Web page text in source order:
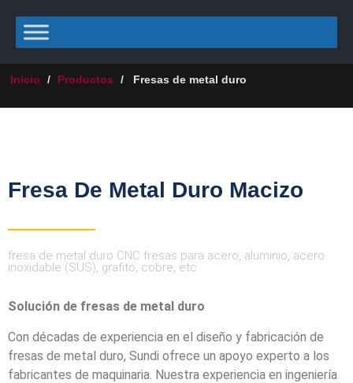
Inicio / Productos / Fresas de metal duro
Fresa De Metal Duro Macizo
fresa de metal duro CNC fresas para acero, aluminio, acero
inoxidable (SUS), grafito, cobre, etc.
Solución de fresas de metal duro
Con décadas de experiencia en el diseño y fabricación de
fresas de metal duro, Sundi ofrece un apoyo experto a los
fabricantes de maquinaria. Nuestra experiencia en ingeniería